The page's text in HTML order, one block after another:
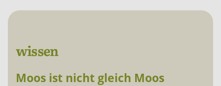
wissen
Moos ist nicht gleich Moos